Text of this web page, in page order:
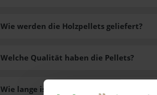
Wie werden die Holzpellets geliefert?
Welche Qualität haben die Pellets?
Wie lange ist die Lieferzeit der Pellets?